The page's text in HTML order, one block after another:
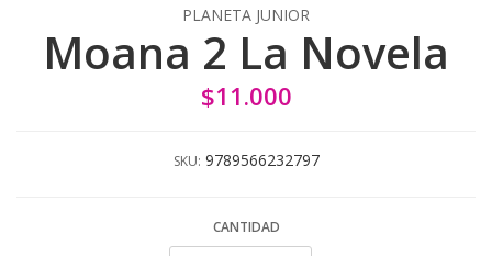
PLANETA JUNIOR
Moana 2 La Novela
$11.000
SKU: 9789566232797
CANTIDAD